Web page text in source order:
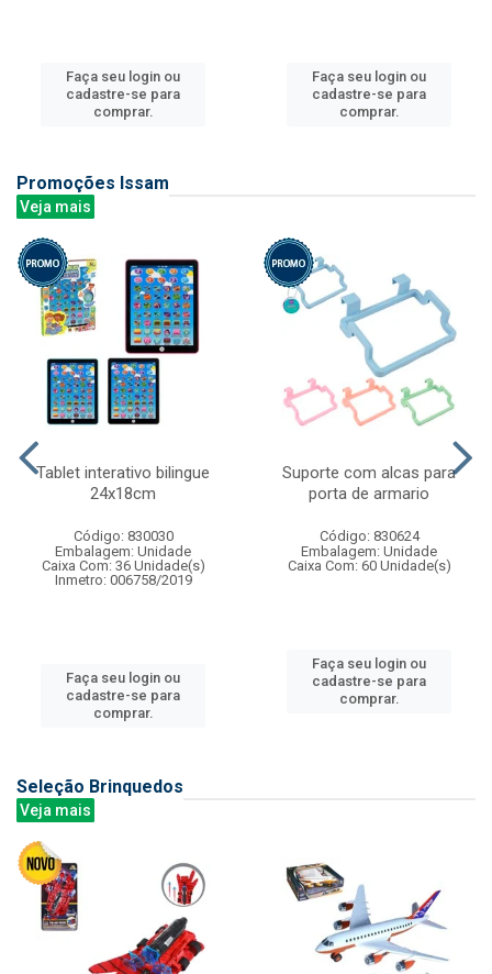
Faça seu login ou
cadastre-se para
comprar.
Faça seu login ou
cadastre-se para
comprar.
Promoções Issam
Veja mais
Tablet interativo bilingue
24x18cm
Código: 830030
Embalagem: Unidade
Caixa Com: 36 Unidade(s)
Inmetro: 006758/2019
Faça seu login ou
cadastre-se para
comprar.
Suporte com alcas para
porta de armario
Código: 830624
Embalagem: Unidade
Caixa Com: 60 Unidade(s)
Faça seu login ou
cadastre-se para
comprar.
Seleção Brinquedos
Veja mais